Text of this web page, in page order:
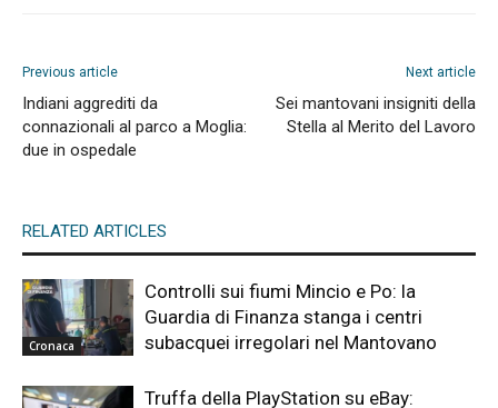
Previous article
Indiani aggrediti da
connazionali al parco a Moglia:
due in ospedale
Next article
Sei mantovani insigniti della
Stella al Merito del Lavoro
RELATED ARTICLES
Cronaca
Controlli sui fiumi Mincio e Po: la
Guardia di Finanza stanga i centri
subacquei irregolari nel Mantovano
Truffa della PlayStation su eBay: